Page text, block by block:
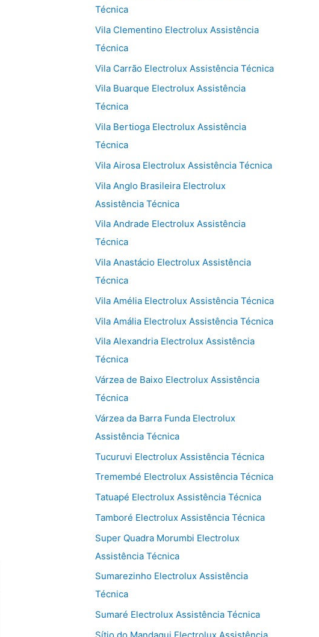
Técnica
Vila Clementino Electrolux Assistência
Técnica
Vila Carrão Electrolux Assistência Técnica
Vila Buarque Electrolux Assistência
Técnica
Vila Bertioga Electrolux Assistência
Técnica
Vila Airosa Electrolux Assistência Técnica
Vila Anglo Brasileira Electrolux
Assistência Técnica
Vila Andrade Electrolux Assistência
Técnica
Vila Anastácio Electrolux Assistência
Técnica
Vila Amélia Electrolux Assistência Técnica
Vila Amália Electrolux Assistência Técnica
Vila Alexandria Electrolux Assistência
Técnica
Várzea de Baixo Electrolux Assistência
Técnica
Várzea da Barra Funda Electrolux
Assistência Técnica
Tucuruvi Electrolux Assistência Técnica
Tremembé Electrolux Assistência Técnica
Tatuapé Electrolux Assistência Técnica
Tamboré Electrolux Assistência Técnica
Super Quadra Morumbi Electrolux
Assistência Técnica
Sumarezinho Electrolux Assistência
Técnica
Sumaré Electrolux Assistência Técnica